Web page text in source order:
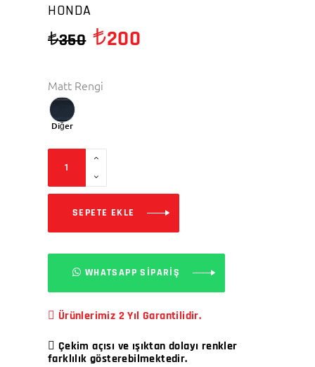
HONDA
350 200
Matt Rengi
Diğer
SEPETE EKLE
WHATSAPP SİPARİŞ
Ürünlerimiz 2 Yıl Garantilidir.
Çekim açısı ve ışıktan dolayı renkler
farklılık gösterebilmektedir.